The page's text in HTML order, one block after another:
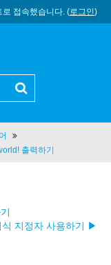
로 접속했습니다. (로그인)
출력하기
식 지정자 사용하기 ▶︎